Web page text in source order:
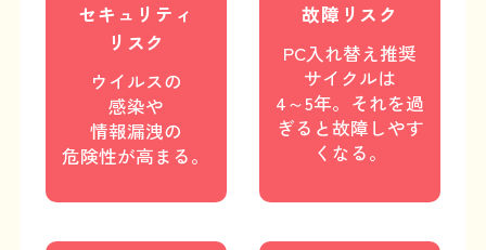
セキュリティ
リスク
ウイルスの
感染や
情報漏洩の
危険性が高まる。
故障リスク
PC入れ替え推奨
サイクルは
4～5年。 それを過
ぎると故障しやす
くなる。